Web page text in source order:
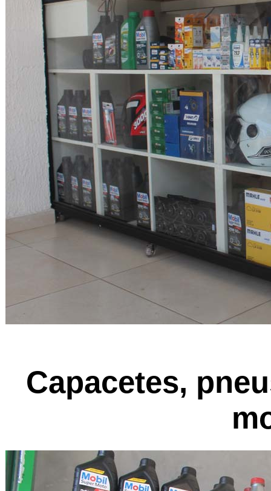
Capacetes,